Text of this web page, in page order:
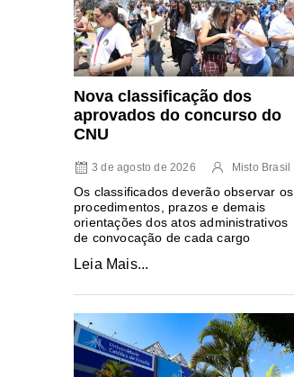
Nova classificação dos
aprovados do concurso do
CNU
3 de agosto de 2026 Misto Brasil
Os classificados deverão observar os
procedimentos, prazos e demais
orientações dos atos administrativos
de convocação de cada cargo
Leia Mais...